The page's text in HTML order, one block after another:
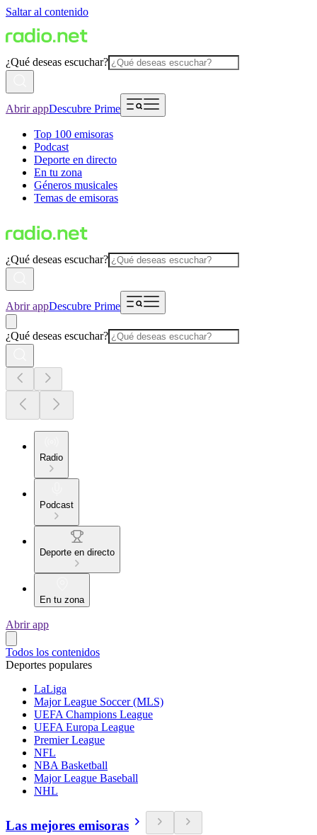
Saltar al contenido
¿Qué deseas escuchar?
Abrir appDescubre Prime
Top 100 emisoras
Podcast
Deporte en directo
En tu zona
Géneros musicales
Temas de emisoras
¿Qué deseas escuchar?
Abrir appDescubre Prime
¿Qué deseas escuchar?
Radio
Podcast
Deporte en directo
En tu zona
Abrir app
Todos los contenidos
Deportes populares
LaLiga
Major League Soccer (MLS)
UEFA Champions League
UEFA Europa League
Premier League
NFL
NBA Basketball
Major League Baseball
NHL
Las mejores emisoras